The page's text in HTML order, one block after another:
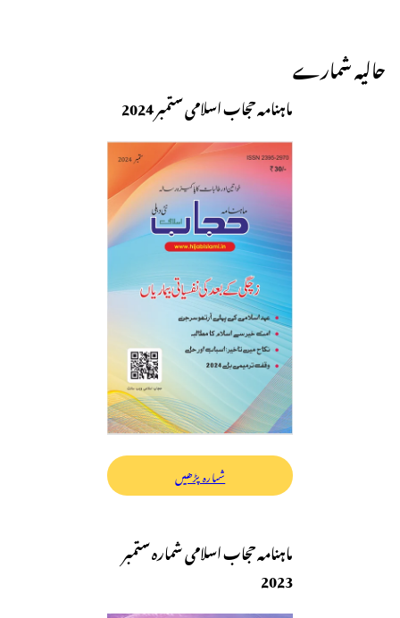
حالیہ شمارے
ماہنامہ حجاب اسلامی ستمبر 2024
شمارہ پڑھیں
ماہنامہ حجاب اسلامی شمارہ ستمبر
2023